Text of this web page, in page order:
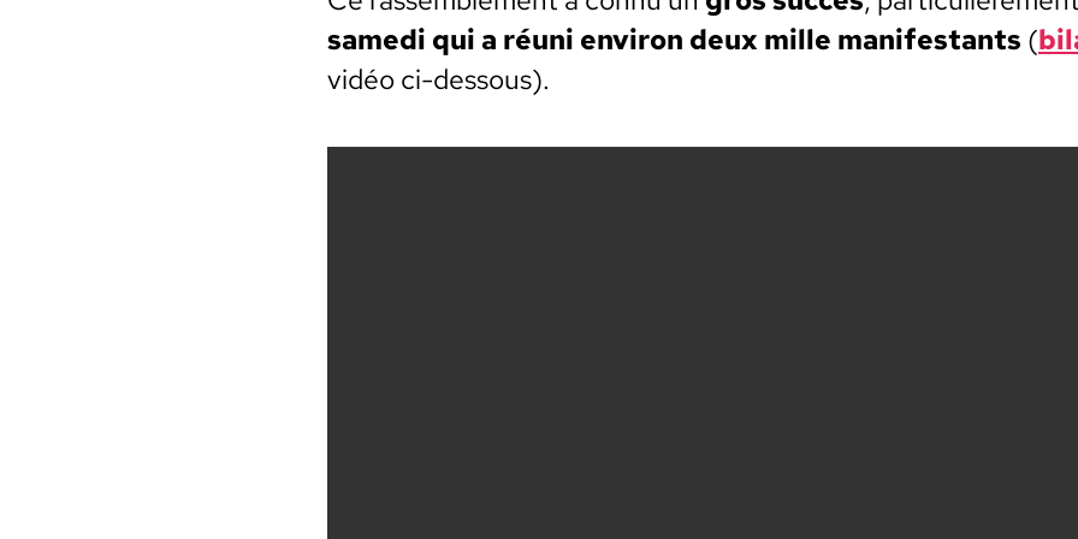
same­di qui a réu­ni env­i­ron deux mille man­i­fes­tants (
vidéo ci-dessous).